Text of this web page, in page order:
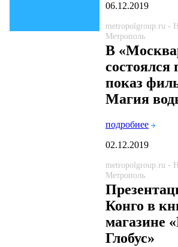
06.12.2019
metropolgroup.ru -
Метрополь
В
показ
Магия
подробнее
02.12.2019
metropolgroup.ru -
Метрополь
Конго в
магазине
Глобус»